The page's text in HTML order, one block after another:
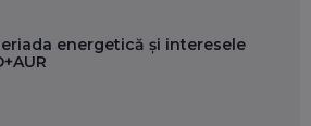
energetică și interesele